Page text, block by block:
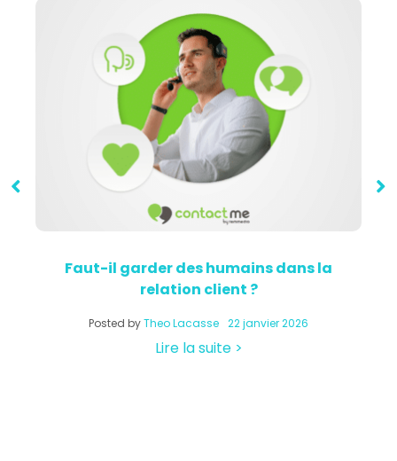
Faut-il garder des humains dans la
relation client ?
Posted byTheo Lacasse 22 janvier 2026
Lire la suite >